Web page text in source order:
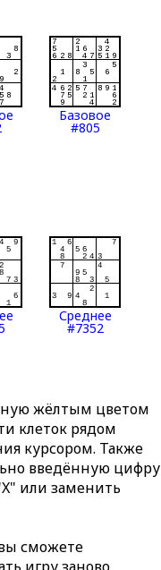
Базовое
#805
Среднее
#7352
жёлтым цветом
клеток рядом
курсором. Также
введённую цифру
или заменить
сможете